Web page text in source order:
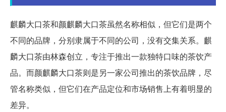
麒麟大口茶和颜麒麟大口茶虽然名称相似，但它们是两个
不同的品牌，分别隶属于不同的公司，没有交集关系。麒
麟大口茶由林森创立，专注于推出一款独特口味的茶饮产
品。而颜麒麟大口茶则是另一家公司推出的茶饮品牌，尽
管名称类似，但它们在产品定位和市场销售上有着明显的
差异。